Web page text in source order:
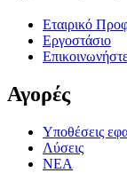
Εταιρικό
Εργοστάσιο
Αγορές
Υποθέσεις
Λύσεις
ΝΕΑ